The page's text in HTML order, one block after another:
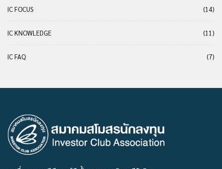
IC FOCUS (14)
IC KNOWLEDGE (11)
IC FAQ (7)